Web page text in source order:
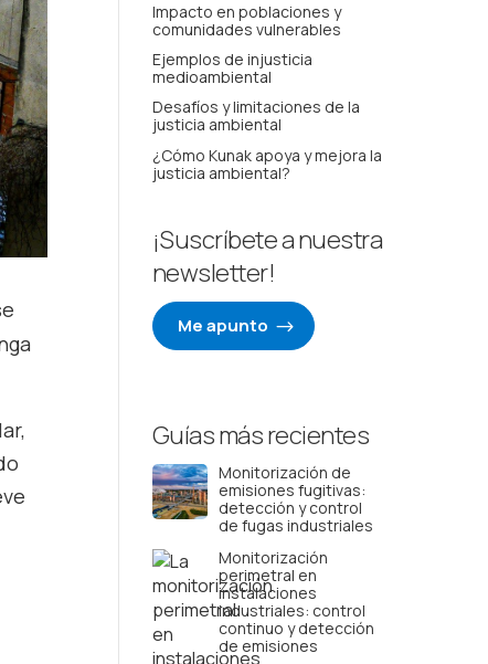
Impacto en poblaciones y
comunidades vulnerables
Ejemplos de injusticia
medioambiental
Desafíos y limitaciones de la
justicia ambiental
¿Cómo Kunak apoya y mejora la
justicia ambiental?
¡Suscríbete a nuestra
newsletter!
Me apunto
Guías más recientes
Monitorización de
emisiones fugitivas:
detección y control
de fugas industriales
Monitorización
perimetral en
instalaciones
industriales: control
continuo y detección
de emisiones